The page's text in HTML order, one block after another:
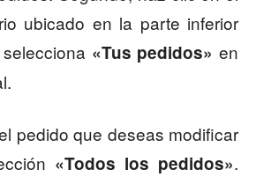
ubicado en la parte inferior
«Tus pedidos» en
pedido que deseas modificar
«Todos los pedidos».